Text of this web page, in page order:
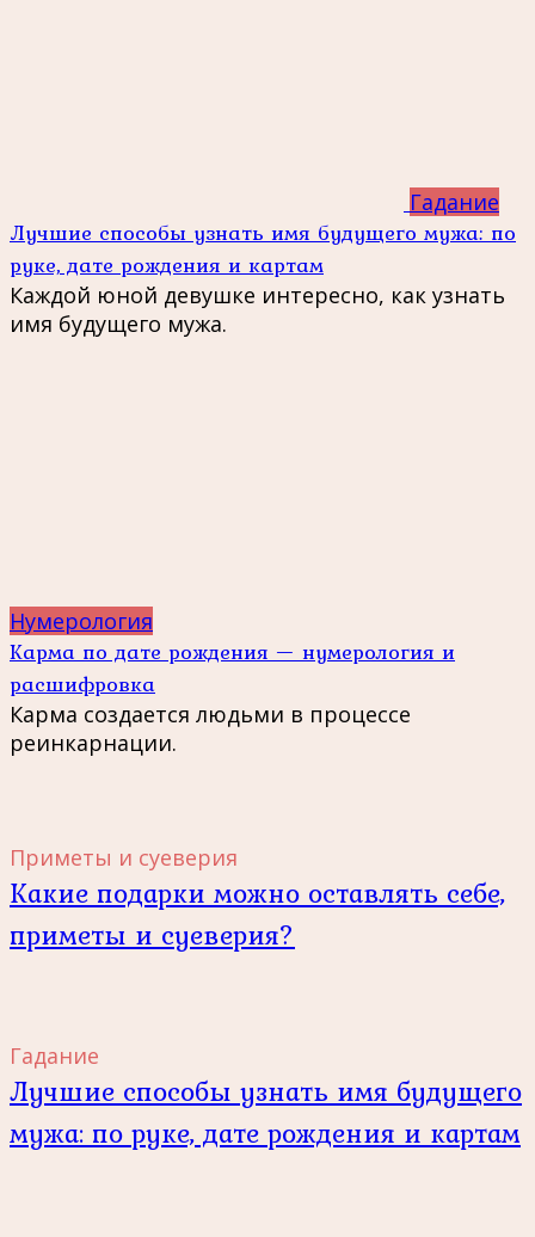
Гадание
Лучшие способы узнать имя будущего мужа: по
руке, дате рождения и картам
Каждой юной девушке интересно, как узнать
имя будущего мужа.
Нумерология
Карма по дате рождения — нумерология и
расшифровка
Карма создается людьми в процессе
реинкарнации.
Приметы и суеверия
Какие подарки можно оставлять себе,
приметы и суеверия?
Гадание
Лучшие способы узнать имя будущего
мужа: по руке, дате рождения и картам